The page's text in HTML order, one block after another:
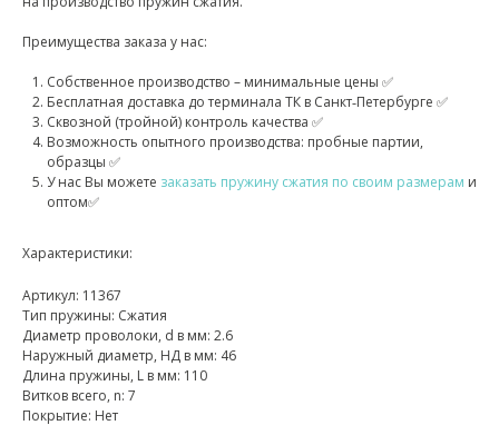
Преимущества заказа у нас:
Собственное производство – минимальные цены ✅
Бесплатная доставка до терминала ТК в Санкт‑Петербурге ✅
Сквозной (тройной) контроль качества ✅
Возможность опытного производства: пробные партии,
образцы ✅
У нас Вы можете заказать пружину сжатия по своим размерам и
оптом✅
Характеристики:
Артикул: 11367
Тип пружины: Сжатия
Диаметр проволоки, d в мм: 2.6
Наружный диаметр, НД в мм: 46
Длина пружины, L в мм: 110
Витков всего, n: 7
Покрытие: Нет